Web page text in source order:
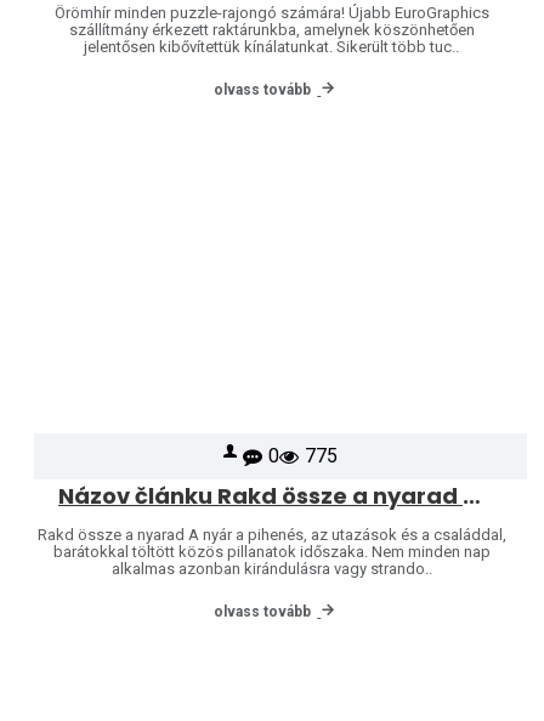
Örömhír minden puzzle-rajongó számára! Újabb EuroGraphics
szállítmány érkezett raktárunkba, amelynek köszönhetően
jelentősen kibővítettük kínálatunkat. Sikerült több tuc..
olvass tovább
0 775
Názov článku Rakd össze a nyarad – a nyár a puzzle-é
Rakd össze a nyarad A nyár a pihenés, az utazások és a családdal,
barátokkal töltött közös pillanatok időszaka. Nem minden nap
alkalmas azonban kirándulásra vagy strando..
olvass tovább